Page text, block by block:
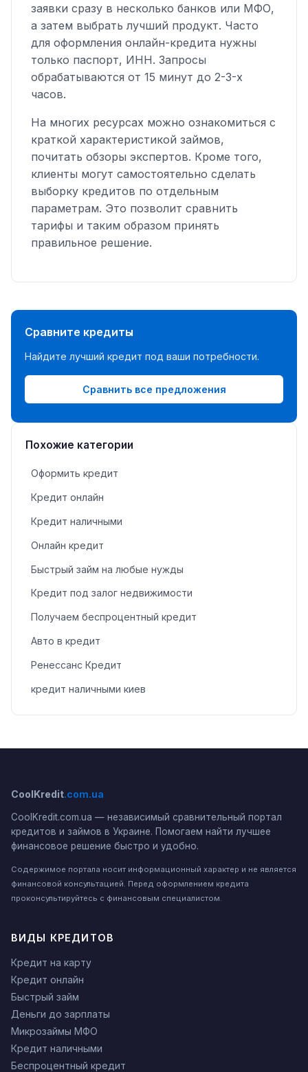
заявки сразу в несколько банков или МФО,
а затем выбрать лучший продукт. Часто
для оформления онлайн-кредита нужны
только паспорт, ИНН. Запросы
обрабатываются от 15 минут до 2-3-х
часов.
На многих ресурсах можно ознакомиться с
краткой характеристикой займов,
почитать обзоры экспертов. Кроме того,
клиенты могут самостоятельно сделать
выборку кредитов по отдельным
параметрам. Это позволит сравнить
тарифы и таким образом принять
правильное решение.
Сравните кредиты
Найдите лучший кредит под ваши потребности.
Сравнить все предложения
Похожие категории
Оформить кредит
Кредит онлайн
Кредит наличными
Онлайн кредит
Быстрый займ на любые нужды
Кредит под залог недвижимости
Получаем беспроцентный кредит
Авто в кредит
Ренессанс Кредит
кредит наличными киев
CoolKredit.com.ua
CoolKredit.com.ua — независимый сравнительный портал
кредитов и займов в Украине. Помогаем найти лучшее
финансовое решение быстро и удобно.
Содержимое портала носит информационный характер и не является
финансовой консультацией. Перед оформлением кредита
проконсультируйтесь с финансовым специалистом.
ВИДЫ КРЕДИТОВ
Кредит на карту
Кредит онлайн
Быстрый займ
Деньги до зарплаты
Микрозаймы МФО
Кредит наличными
Беспроцентный кредит